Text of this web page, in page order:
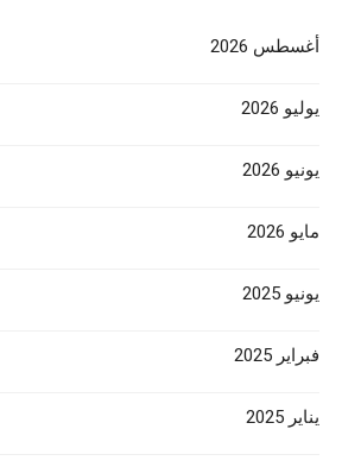
أغسطس 2026
يوليو 2026
يونيو 2026
مايو 2026
يونيو 2025
فبراير 2025
يناير 2025